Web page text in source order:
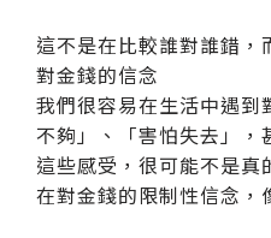
這不是在比較誰對誰錯，
對金錢的信念
我們很容易在生活中遇到
不夠」、「害怕失去」，
這些感受，很可能不是真
在對金錢的限制性信念，